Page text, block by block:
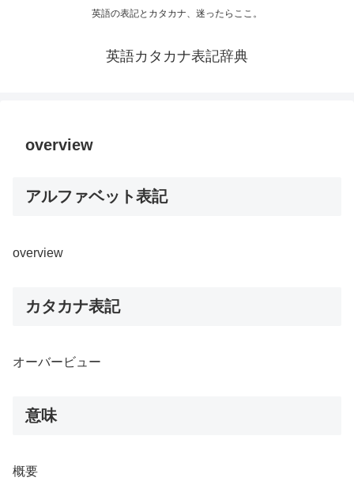
英語の表記とカタカナ、迷ったらここ。
英語カタカナ表記辞典
overview
アルファベット表記
overview
カタカナ表記
オーバービュー
意味
概要